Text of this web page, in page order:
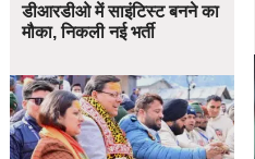
डीआरडीओ में साइंटिस्ट बनने का
मौका, निकली नई भर्ती